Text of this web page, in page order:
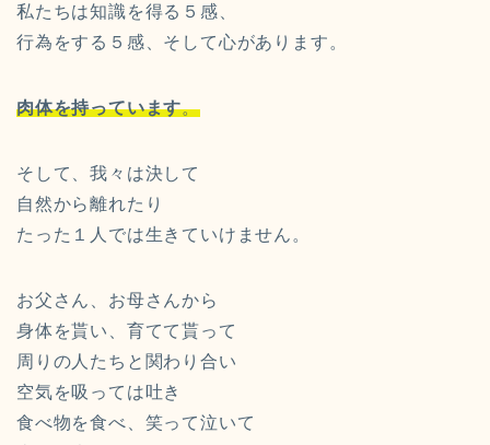
私たちは知識を得る５感、
行為をする５感、そして心があります。
肉体を持っています。
そして、我々は決して
自然から離れたり
たった１人では生きていけません。
お父さん、お母さんから
身体を貰い、育てて貰って
周りの人たちと関わり合い
空気を吸っては吐き
食べ物を食べ、笑って泣いて